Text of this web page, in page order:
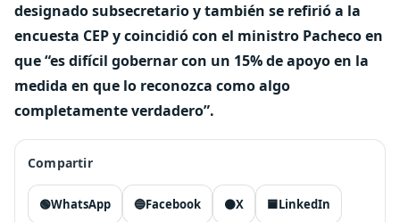
designado subsecretario y también se refirió a la
encuesta CEP y coincidió con el ministro Pacheco en
que “es difícil gobernar con un 15% de apoyo en la
medida en que lo reconozca como algo
completamente verdadero”.
Compartir
🟢WhatsApp 🔵Facebook ⚫X 🟦LinkedIn